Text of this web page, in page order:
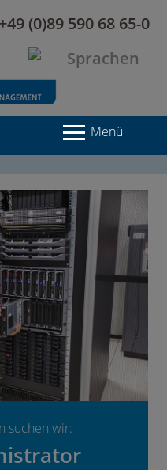
+49 (0)89 590 68 65-0
Menü
suchen wir: